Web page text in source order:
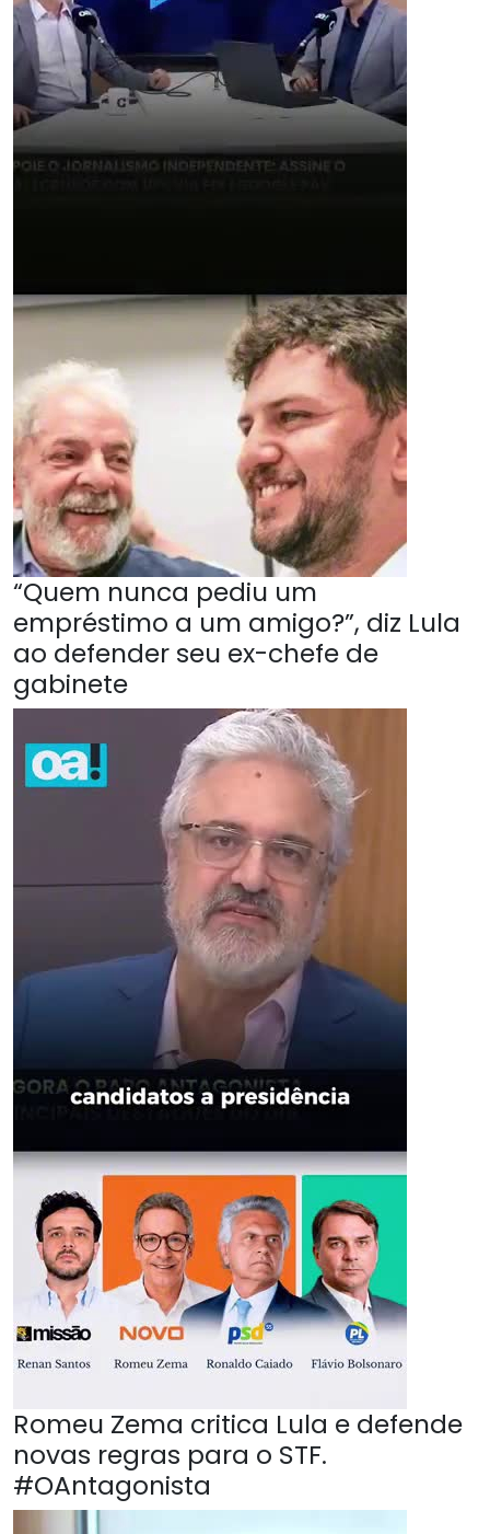
“Quem nunca pediu um
empréstimo a um amigo?”, diz Lula
ao defender seu ex-chefe de
gabinete
Romeu Zema critica Lula e defende
novas regras para o STF.
#OAntagonista